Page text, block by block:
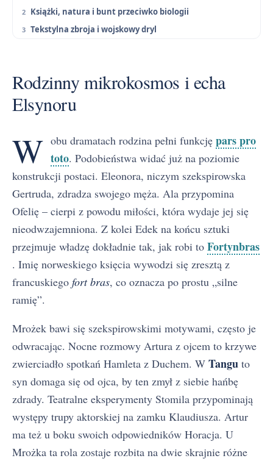
Książki, natura i bunt przeciwko biologii
Tekstylna zbroja i wojskowy dryl
Rodzinny mikrokosmos i echa
Elsynoru
W obu dramatach rodzina pełni funkcję pars pro
toto. Podobieństwa widać już na poziomie
konstrukcji postaci. Eleonora, niczym szekspirowska
Gertruda, zdradza swojego męża. Ala przypomina
Ofelię – cierpi z powodu miłości, która wydaje jej się
nieodwzajemniona. Z kolei Edek na końcu sztuki
przejmuje władzę dokładnie tak, jak robi to Fortynbras
. Imię norweskiego księcia wywodzi się zresztą z
francuskiego fort bras, co oznacza po prostu „silne
ramię”.
Mrożek bawi się szekspirowskimi motywami, często je
odwracając. Nocne rozmowy Artura z ojcem to krzywe
zwierciadło spotkań Hamleta z Duchem. W Tangu to
syn domaga się od ojca, by ten zmył z siebie hańbę
zdrady. Teatralne eksperymenty Stomila przypominają
występy trupy aktorskiej na zamku Klaudiusza. Artur
ma też u boku swoich odpowiedników Horacja. U
Mrożka ta rola zostaje rozbita na dwie skrajnie różne